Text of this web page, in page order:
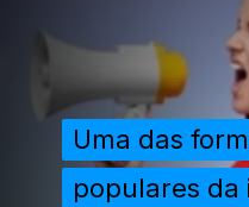
Uma das
populares
Uma das
populares